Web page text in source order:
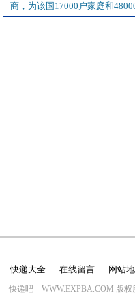
商，为该国17000户家庭和
快递大全 在线留言 网站
快递吧 WWW.EXPBA.COM 版权